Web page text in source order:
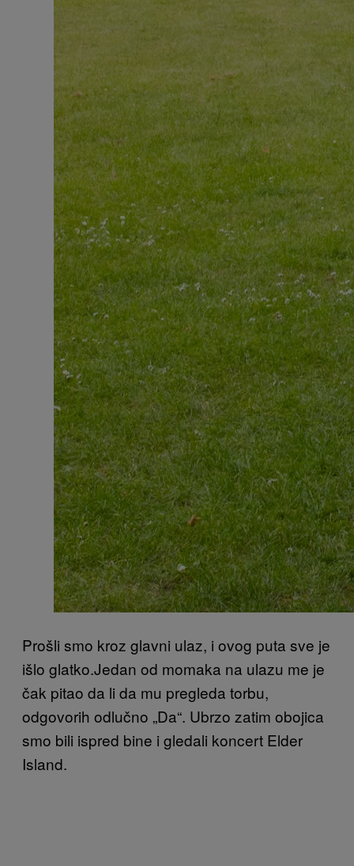
Prošli smo kroz glavni ulaz, i ovog puta sve je
išlo glatko.Jedan od momaka na ulazu me je
čak pitao da li da mu pregleda torbu,
odgovorih odlučno „Da“. Ubrzo zatim obojica
smo bili ispred bine i gledali koncert Elder
Island.